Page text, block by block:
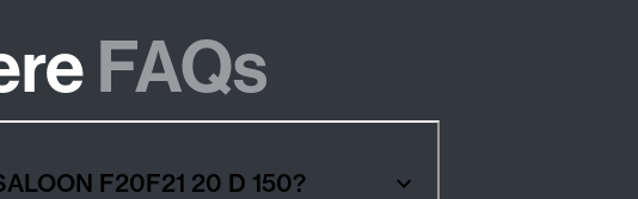
FAQs
F20F21 20 D 150?